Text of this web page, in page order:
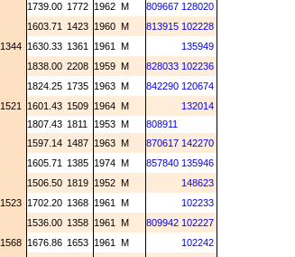
1739.00 1772 1962 M 809667 128020
1603.71 1423 1960 M 813915 102228
1344 1630.33 1361 1961 M
135949
1838.00 2208 1959 M 828033 102236
1824.25 1735 1963 M 842290 120674
1521 1601.43 1509 1964 M
132014
1807.43 1811 1953 M
808911
1597.14 1487 1963 M 870617 142270
1605.71 1385 1974 M 857840 135946
1506.50 1819 1952 M
148623
1523 1702.20 1368 1961 M
102233
1536.00 1358 1961 M 809942 102227
1568 1676.86 1653 1961 M 102242